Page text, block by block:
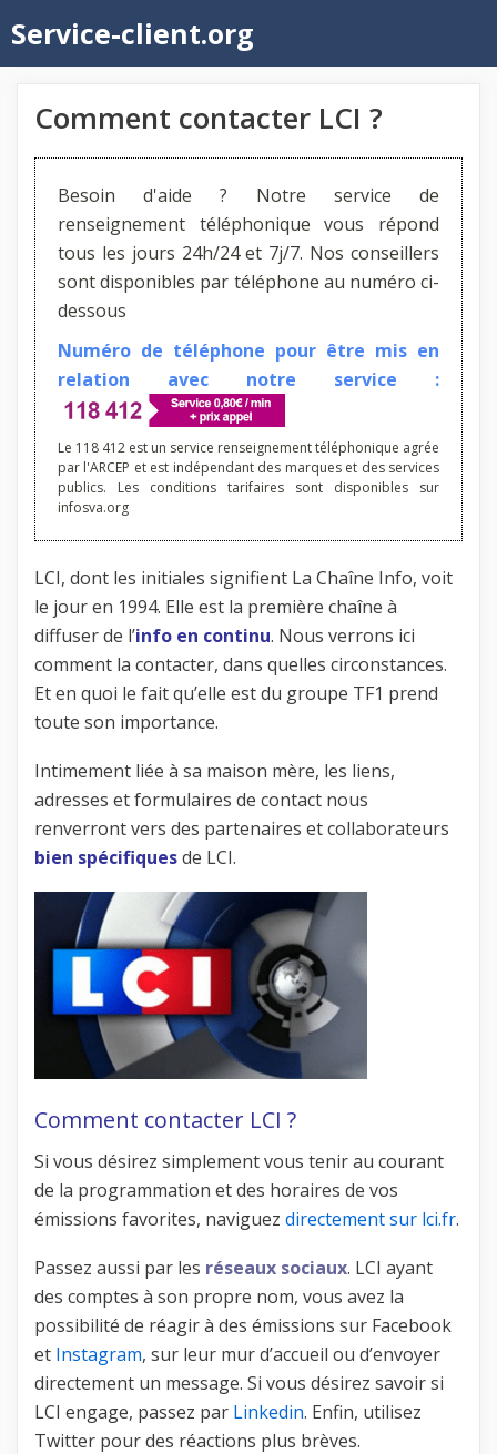
au
contenu
Service-client.org
Comment contacter LCI ?
Besoin d'aide ? Notre service de
renseignement téléphonique vous répond
tous les jours 24h/24 et 7j/7. Nos conseillers
sont disponibles par téléphone au numéro ci-
dessous
Numéro de téléphone pour être mis en
relation avec notre service :
Le 118 412 est un service renseignement téléphonique agrée
par l'ARCEP et est indépendant des marques et des services
publics. Les conditions tarifaires sont disponibles sur
infosva.org
LCI, dont les initiales signifient La Chaîne Info, voit
le jour en 1994. Elle est la première chaîne à
diffuser de l’info en continu. Nous verrons ici
comment la contacter, dans quelles circonstances.
Et en quoi le fait qu’elle est du groupe TF1 prend
toute son importance.
Intimement liée à sa maison mère, les liens,
adresses et formulaires de contact nous
renverront vers des partenaires et collaborateurs
bien spécifiquesde LCI.
Comment contacter LCI ?
Si vous désirez simplement vous tenir au courant
de la programmation et des horaires de vos
émissions favorites, naviguez directement sur lci.fr.
Passez aussi par les réseaux sociaux. LCI ayant
des comptes à son propre nom, vous avez la
possibilité de réagir à des émissions sur Facebook
et Instagram, sur leur mur d’accueil ou d’envoyer
directement un message. Si vous désirez savoir si
LCI engage, passez par Linkedin. Enfin, utilisez
Twitter pour des réactions plus brèves.